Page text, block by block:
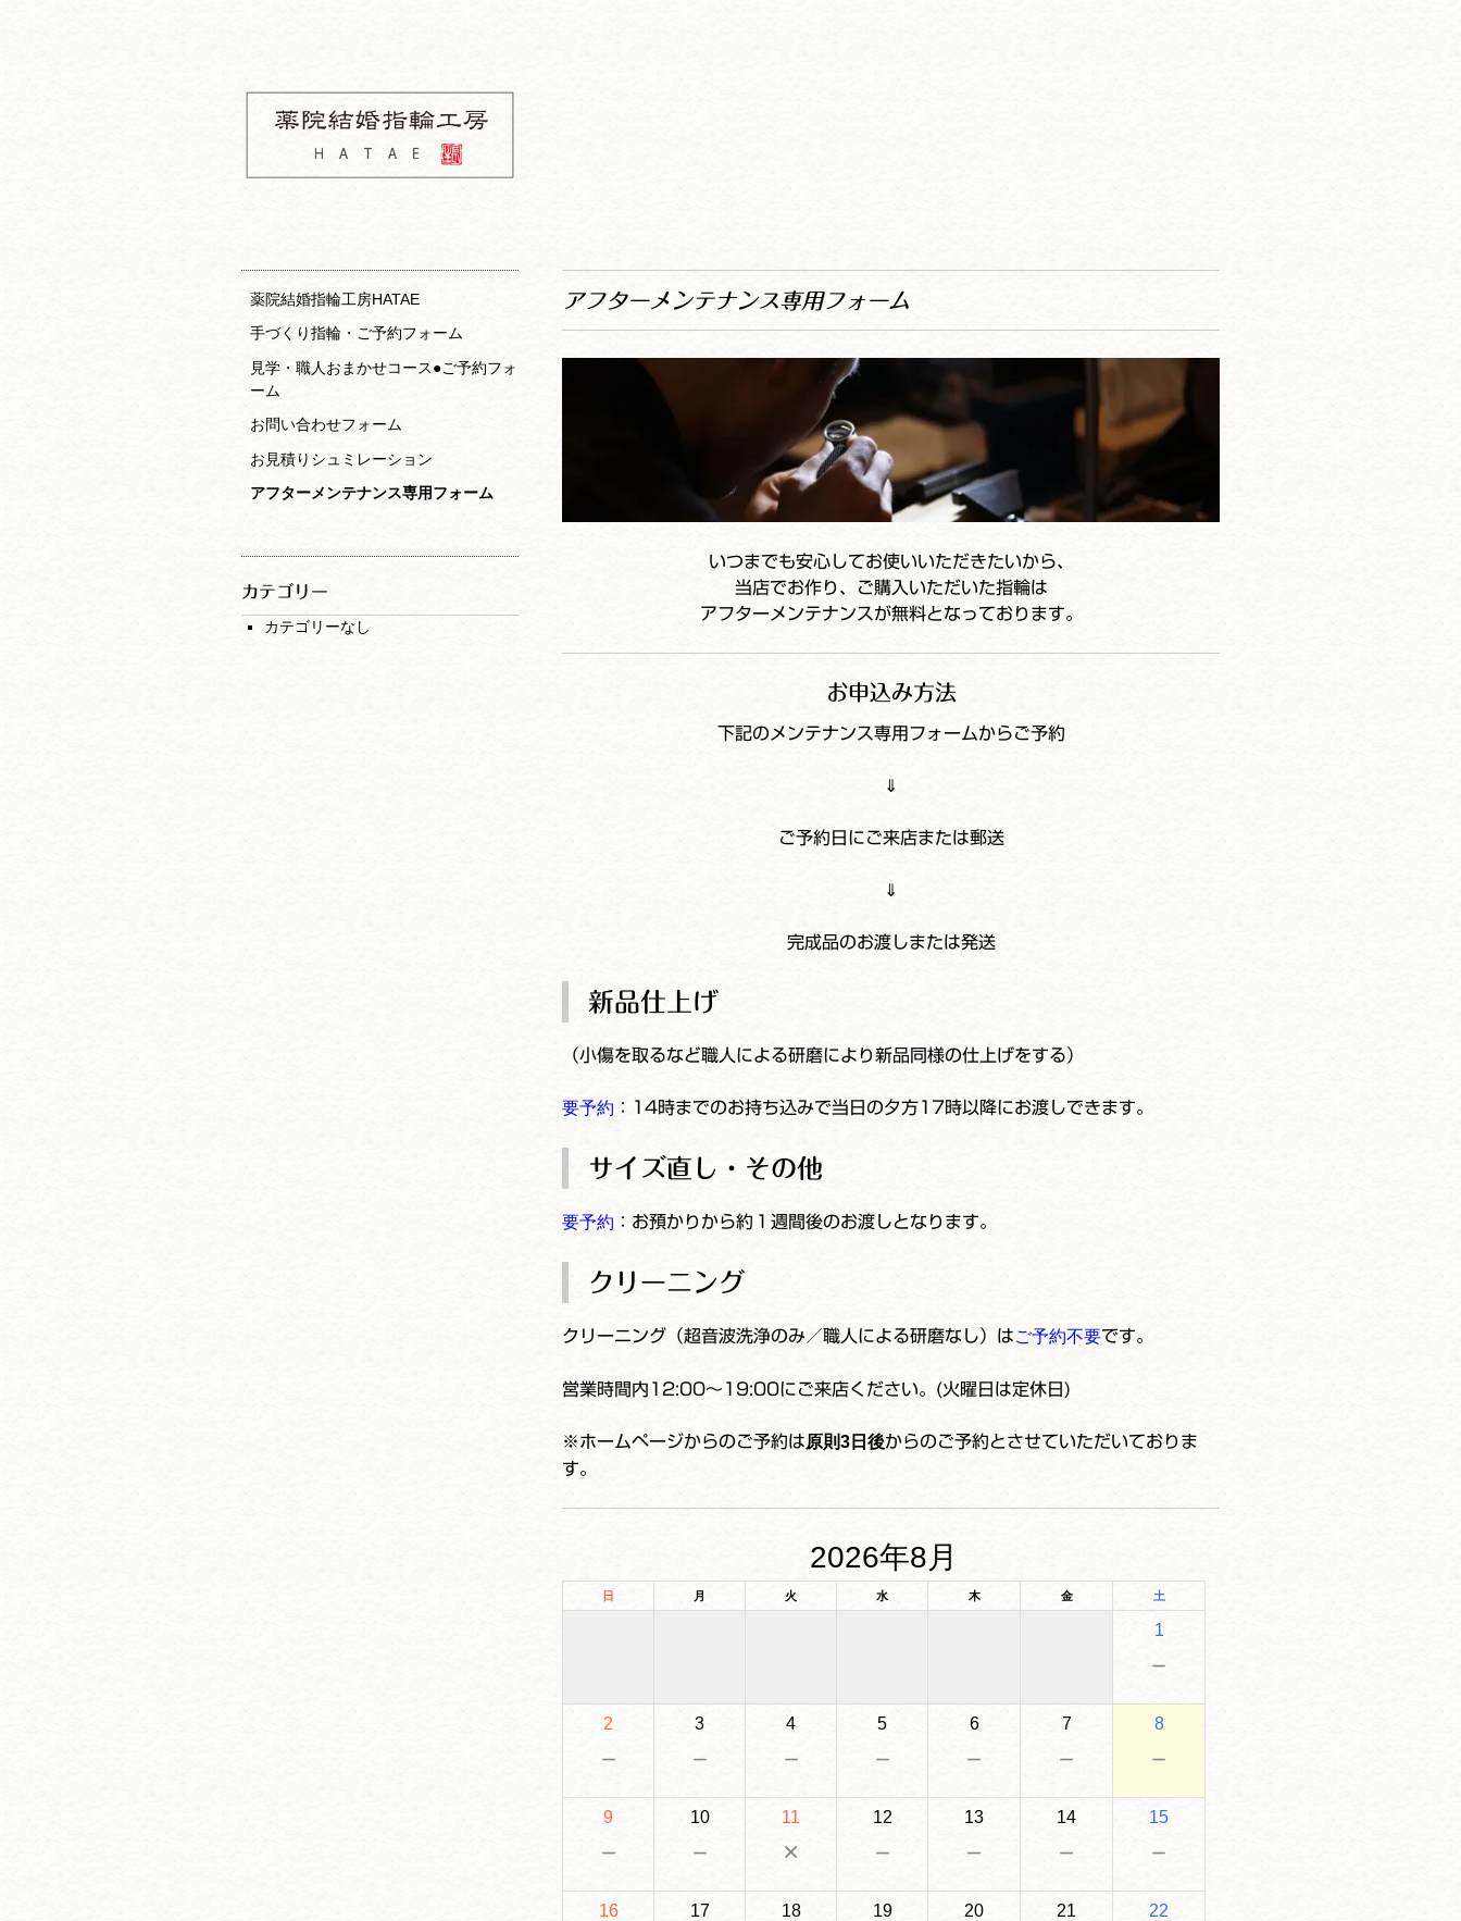
ン
キ
ー
へ
ッ
プ
約フォーム
アフターメンテナンス専用フォーム
いつまでも安心してお使いいただきたいから、
当店でお作り、ご購入いただいた指輪は
アフターメンテナンスが無料となっております。
お申込み方法
下記のメンテナンス専用フォームからご予約
⇓
ご予約日にご来店または郵送
⇓
完成品のお渡しまたは発送
新品仕上げ
（小傷を取るなど職人による研磨により新品同様の仕上げをする）
要予約 ：14時までのお持ち込みで当日の夕方17時以降にお渡しできます。
サイズ直し・その他
要予約 ：お預かりから約１週間後のお渡しとなります。
クリーニング
クリーニング（超音波洗浄のみ／職人による研磨なし）はご予約不要です。
営業時間内12:00～19:00にご来店ください。(火曜日は定休日)
※ホームページからのご予約は原則3日後からのご予約とさせていただいておりま
す。
2026年8月
日 月 火 水 木 金 土
1
－
2
－
3
－
4
－
5
－
6
－
7
－
8
－
9
－
10
－
11
×
12
－
13
－
14
－
15
－
16 17 18 19 20 21 22
薬院結婚指輪工房HATAE
手づくり指輪・ご予約フォーム
見学・職人おまかせコース●ご予約フォ
ーム
お問い合わせフォーム
お見積りシュミレーション
アフターメンテナンス専用フォーム
カテゴリー
カテゴリーなし